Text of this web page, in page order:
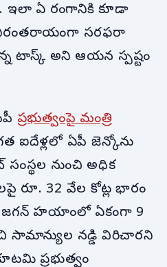
ఇలా ఏ రంగానికి కూడా
నిరంతరాయంగా సరఫరా
టాస్క్ అని ఆయన స్పష్టం
ప్రభుత్వంపై మంత్రి
ఐదేళ్లలో ఏపీ జెన్కోను
సంస్థల నుంచి అధిక
రూ. 32 వేల కోట్ల భారం
జగన్ హయాంలో ఏకంగా 9
సామాన్యుల నడ్డి విరిచారని
ప్రభుత్వం